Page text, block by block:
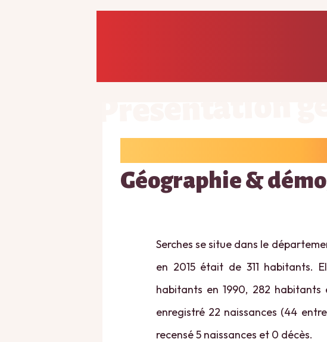
Géographie &
Serches se situe dans le
en 2015 était de 311 habitants.
habitants en 1990, 282 habitants
enregistré 22 naissances (44
recensé 5 naissances et 0 décès.